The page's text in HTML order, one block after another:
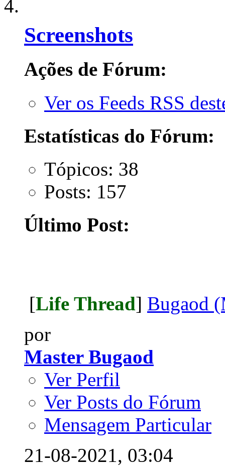
Screenshots
Ações de Fórum:
Ver os Feeds RSS
Estatísticas do Fórum:
Tópicos: 38
Posts: 157
Último Post:
[Life Thread] Bugaod
por
Master Bugaod
Ver Perfil
Ver Posts do Fórum
Mensagem Particular
21-08-2021, 03:04